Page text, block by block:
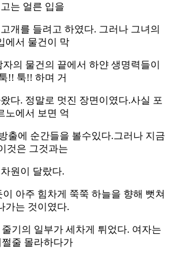
고는 얼른 입을
개를 들려고 하였다. 그러나 그녀의
에서 물건이 막
의 물건의 끝에서 하얀 생명력들이
!! 툭!! 하며 거
다. 정말로 멋진 장면이였다.사실 포
노에서 보면 억
출에 순간들을 볼수있다.그러나 지금
것은 그것과는
차원이 달랐다.
아주 힘차게 쭉쭉 하늘을 향해 뻣쳐
가는 것이였다.
기의 일부가 세차게 튀었다. 여자는
쩔줄 몰라하다가